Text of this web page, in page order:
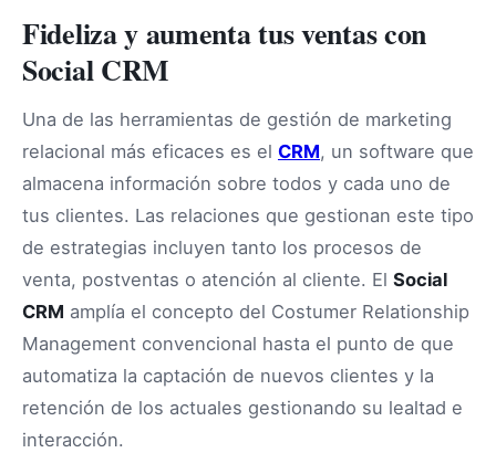
Fideliza y aumenta tus ventas con
Social CRM
Una de las herramientas de gestión de marketing
relacional más eficaces es el CRM, un software que
almacena información sobre todos y cada uno de
tus clientes. Las relaciones que gestionan este tipo
de estrategias incluyen tanto los procesos de
venta, postventas o atención al cliente. El Social
CRM amplía el concepto del Costumer Relationship
Management convencional hasta el punto de que
automatiza la captación de nuevos clientes y la
retención de los actuales gestionando su lealtad e
interacción.